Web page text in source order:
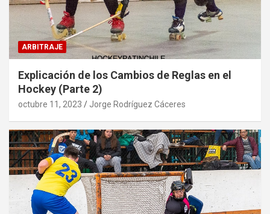
ARBITRAJE
Explicación de los Cambios de Reglas en el
Hockey (Parte 2)
octubre 11, 2023 Jorge Rodríguez Cáceres